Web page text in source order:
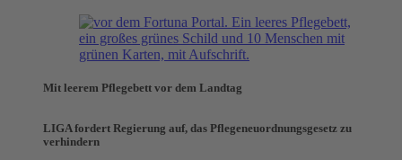
Mit leerem Pflegebett vor dem Landtag
LIGA fordert Regierung auf, das Pflegeneuordnungsgesetz zu
verhindern